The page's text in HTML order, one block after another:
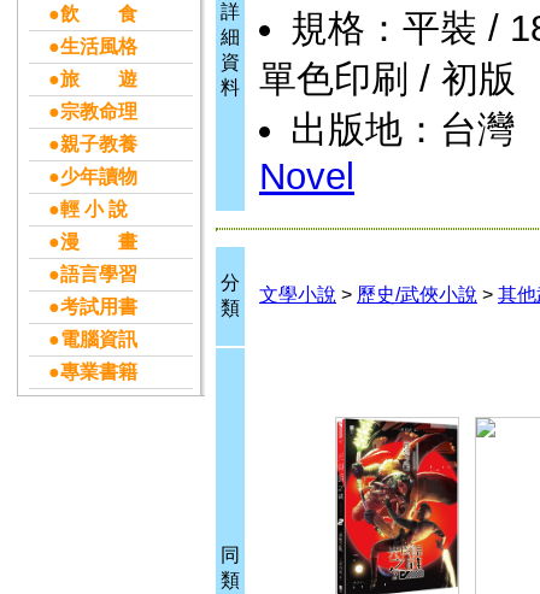
●飲 食
●生活風格
●旅 遊
●宗教命理
●親子教養
●少年讀物
●輕 小 說
●漫 畫
●語言學習
●考試用書
●電腦資訊
●專業書籍
詳
細
資
料
規格：平裝 /
單色印刷 / 初版
出版地：台灣
Novel
分
類
文學小說 > 歷史/武俠小說 > 其
同
類